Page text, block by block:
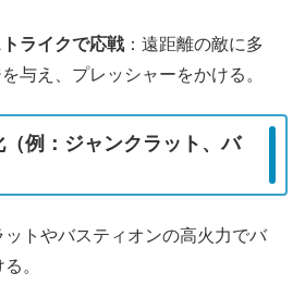
ライクで応戦：遠距離の敵に多
与え、プレッシャーをかける。
例：ジャンクラット、バ
ットやバスティオンの高火力でバ
。